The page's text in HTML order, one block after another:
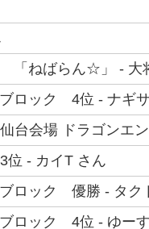
「ねばらん☆」 -
ロック 4位 - ナギ
台会場 ドラゴンエ
位 - カイT さん
ロック 優勝 - タク
ロック 4位 - ゆー